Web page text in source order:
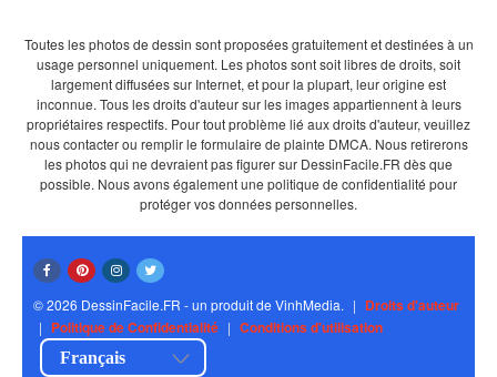
Toutes les photos de dessin sont proposées gratuitement et destinées à un
usage personnel uniquement. Les photos sont soit libres de droits, soit
largement diffusées sur Internet, et pour la plupart, leur origine est
inconnue. Tous les droits d'auteur sur les images appartiennent à leurs
propriétaires respectifs. Pour tout problème lié aux droits d'auteur, veuillez
nous contacter ou remplir le formulaire de plainte DMCA. Nous retirerons
les photos qui ne devraient pas figurer sur DessinFacile.FR dès que
possible. Nous avons également une politique de confidentialité pour
protéger vos données personnelles.
© 2026 DessinFacile.FR - un produit de VinhMedia. | Droits d'auteur
| Politique de Confidentialité | Conditions d'utilisation
Français